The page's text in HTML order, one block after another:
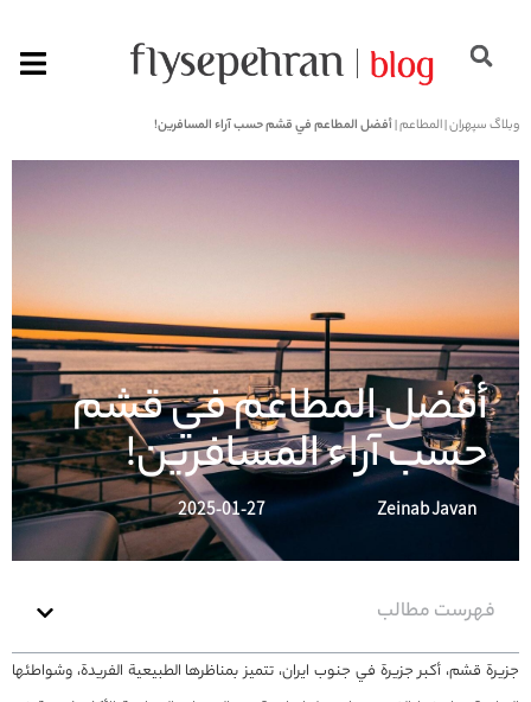
وبلاگ سپهران|المطاعم|أفضل المطاعم في قشم حسب آراء المسافرين!
أفضل المطاعم في قشم
حسب آراء المسافرين!
Zeinab Javan
2025-01-27
فهرست مطالب
جزيرة قشم، أكبر جزيرة في جنوب ايران، تتميز بمناظرها الطبيعية الفريدة، وشواطئها